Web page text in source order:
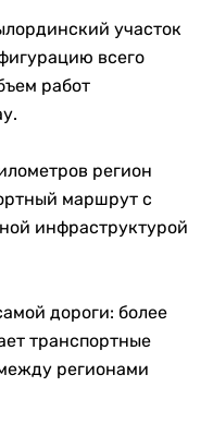
участок
всего
работ
регион
маршрут с
инфраструктурой
дороги: более
транспортные
регионами